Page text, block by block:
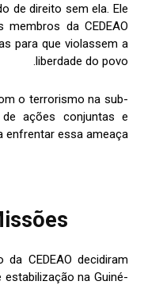
de direito sem ela. Ele
da CEDEAO
para que violassem a
liberdade do povo.
o terrorismo na sub-
ações conjuntas e
enfrentar essa ameaça.
CEDEAO decidiram
na Guiné-